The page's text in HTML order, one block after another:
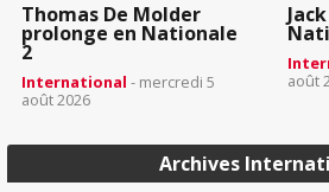
Thomas De Molder
prolonge en Nationale
2
International - mercredi 5
août 2026
août
Archives